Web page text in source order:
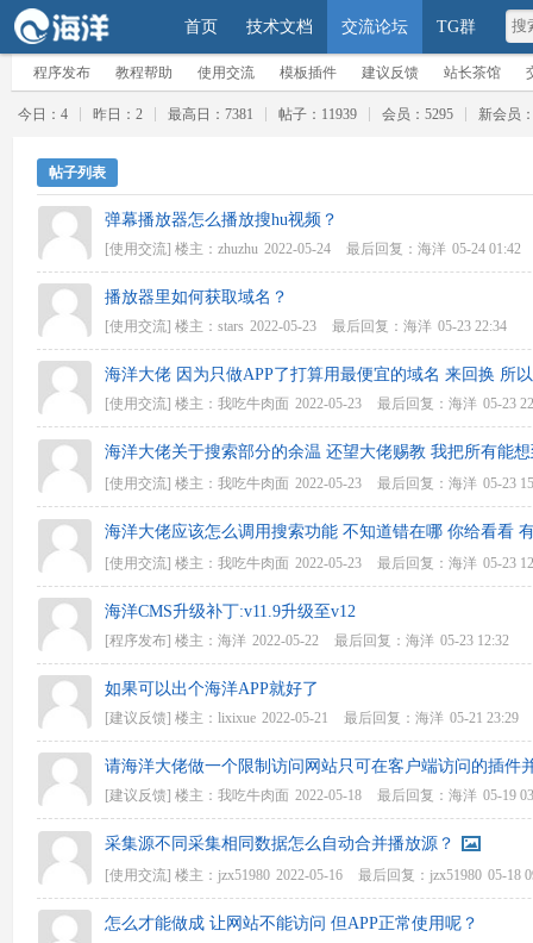
首页 技术文档 交流论坛 TG群
程序发布 教程帮助 使用交流 模板插件 建议反馈 站长茶馆
今日：4 昨日：2 最高日：7381 帖子：11939 会员：5295 新会员
帖子列表
弹幕播放器怎么播放搜hu视频？
[使用交流] 楼主： zhuzhu 2022-05-24 最后回复： 海洋 05-24 01:42
播放器里如何获取域名？
[使用交流] 楼主： stars 2022-05-23 最后回复： 海洋 05-23 22:34
海洋大佬 因为只做APP了打算用最便宜的域名 来回换 所
[使用交流] 楼主： 我吃牛肉面 2022-05-23 最后回复： 海洋 05-23
海洋大佬关于搜索部分的余温 还望大佬赐教 我把所有能
[使用交流] 楼主： 我吃牛肉面 2022-05-23 最后回复： 海洋 05-23
海洋大佬应该怎么调用搜索功能 不知道错在哪 你给看看
[使用交流] 楼主： 我吃牛肉面 2022-05-23 最后回复： 海洋 05-23
海洋CMS升级补丁:v11.9升级至v12
[程序发布] 楼主： 海洋 2022-05-22 最后回复： 海洋 05-23 12:32
如果可以出个海洋APP就好了
[建议反馈] 楼主： lixixue 2022-05-21 最后回复： 海洋 05-21 23:29
请海洋大佬做一个限制访问网站只可在客户端访问的插件
[建议反馈] 楼主： 我吃牛肉面 2022-05-18 最后回复： 海洋 05-19
采集源不同采集相同数据怎么自动合并播放源？
[使用交流] 楼主： jzx51980 2022-05-16 最后回复： jzx51980 05-18
怎么才能做成 让网站不能访问 但APP正常使用呢？